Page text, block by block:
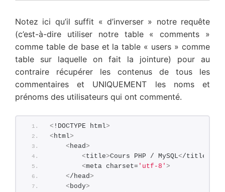
Notez ici qu’il suffit « d’inverser » notre requête
(c’est-à-dire utiliser notre table « comments »
comme table de base et la table « users » comme
table sur laquelle on fait la jointure) pour au
contraire récupérer les contenus de tous les
commentaires et UNIQUEMENT les noms et
prénoms des utilisateurs qui ont commenté.
< !DOCTYPE html>
<html>
<head>
<title>Cours PHP / MySQL</title
<meta charset= 'utf-8' >
</head>
<body>